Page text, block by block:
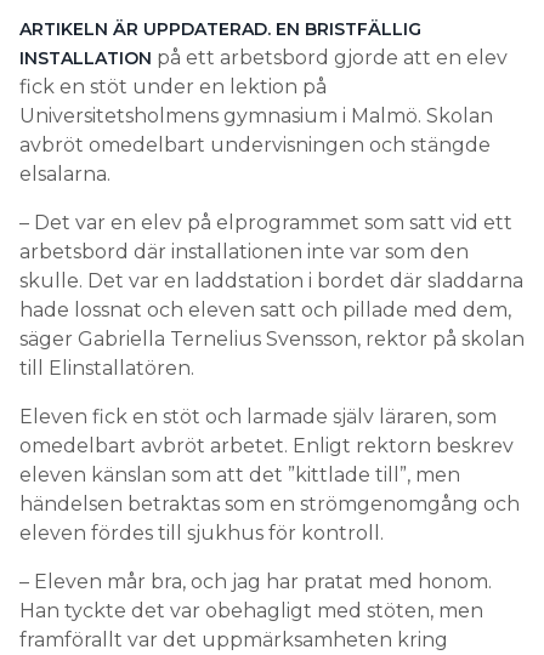
ARTIKELN ÄR UPPDATERAD. EN BRISTFÄLLIG
INSTALLATION på ett arbetsbord gjorde att en elev
fick en stöt under en lektion på
Universitetsholmens gymnasium i Malmö. Skolan
avbröt omedelbart undervisningen och stängde
elsalarna.
– Det var en elev på elprogrammet som satt vid ett
arbetsbord där installationen inte var som den
skulle. Det var en laddstation i bordet där sladdarna
hade lossnat och eleven satt och pillade med dem,
säger Gabriella Ternelius Svensson, rektor på skolan
till Elinstallatören.
Eleven fick en stöt och larmade själv läraren, som
omedelbart avbröt arbetet. Enligt rektorn beskrev
eleven känslan som att det ”kittlade till”, men
händelsen betraktas som en strömgenomgång och
eleven fördes till sjukhus för kontroll.
– Eleven mår bra, och jag har pratat med honom.
Han tyckte det var obehagligt med stöten, men
framförallt var det uppmärksamheten kring